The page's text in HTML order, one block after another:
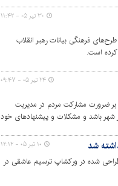
فرهنگی بیانات رهبر انقلاب
کرده است.
۳۰ تیر ۰۵ - ۱۱:۴۲
ضرورت مشارکت مردم در مدیریت
باشد و مشکلات و پیشنهادهای خود
۲۴ تیر ۰۵ - ۰۹:۴۷
شد
طراحی شده در ورکشاپ ترسیم عاشقی در
۱۰ تیر ۰۵ - ۱۲:۱۲